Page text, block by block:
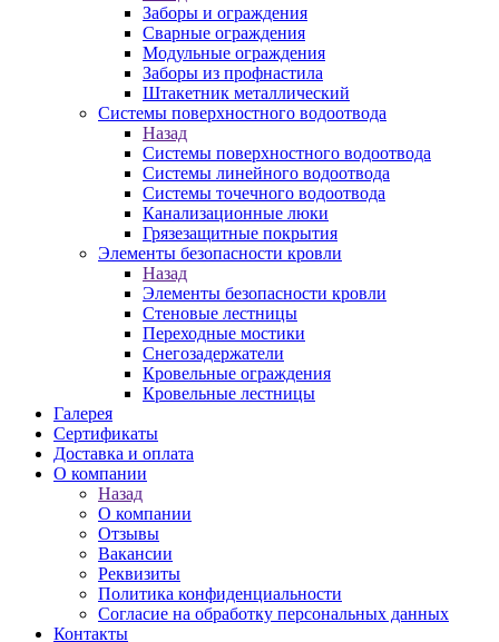
Заборы и ограждения
Сварные ограждения
Модульные ограждения
Заборы из профнастила
Штакетник металлический
Системы поверхностного водоотвода
Назад
Системы поверхностного водоотвода
Системы линейного водоотвода
Системы точечного водоотвода
Канализационные люки
Грязезащитные покрытия
Элементы безопасности кровли
Назад
Элементы безопасности кровли
Стеновые лестницы
Переходные мостики
Снегозадержатели
Кровельные ограждения
Кровельные лестницы
Галерея
Сертификаты
Доставка и оплата
О компании
Назад
О компании
Отзывы
Вакансии
Реквизиты
Политика конфиденциальности
Согласие на обработку персональных данных
Контакты